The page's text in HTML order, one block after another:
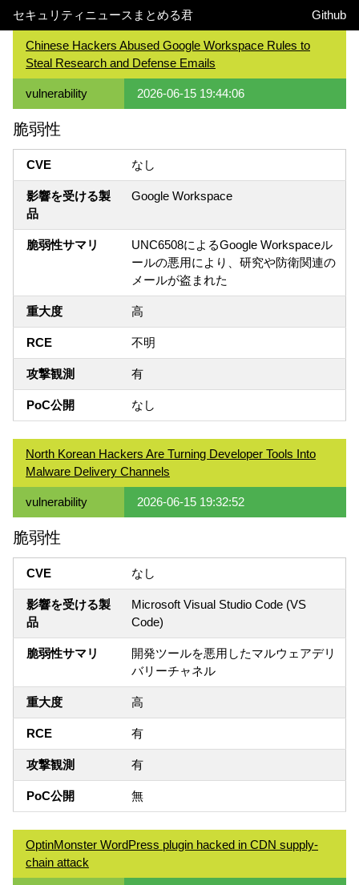
セキュリティニュースまとめる君 Github
Chinese Hackers Abused Google Workspace Rules to
Steal Research and Defense Emails
vulnerability 2026-06-15 19:44:06
脆弱性
CVE なし
影響を受ける製
品
Google Workspace
脆弱性サマリ
UNC6508によるGoogle Workspaceル
ールの悪用により、研究や防衛関連の
メールが盗まれた
重大度 高
RCE 不明
攻撃観測 有
PoC公開 なし
North Korean Hackers Are Turning Developer Tools Into
Malware Delivery Channels
vulnerability 2026-06-15 19:32:52
脆弱性
CVE なし
影響を受ける製
品
Microsoft Visual Studio Code (VS
Code)
脆弱性サマリ
開発ツールを悪用したマルウェアデリ
バリーチャネル
重大度 高
RCE 有
攻撃観測 有
PoC公開 無
OptinMonster WordPress plugin hacked in CDN supply-
chain attack